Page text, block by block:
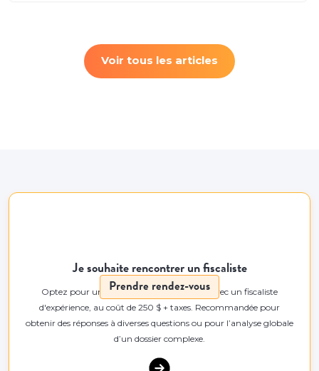
Voir tous les articles
Prendre rendez-vous
Je souhaite rencontrer un fiscaliste
Optez pour une rencontre de 55 minutes avec un fiscaliste
d'expérience, au coût de 250 $ + taxes. Recommandée pour
obtenir des réponses à diverses questions ou pour l’analyse globale
d’un dossier complexe.